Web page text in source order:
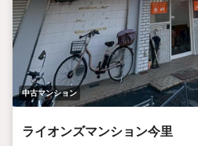
中古マンション
ライオンズマンション今里